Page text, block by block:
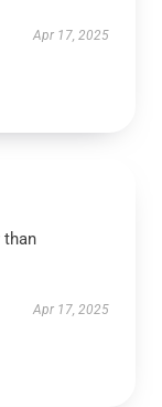
Apr 17, 2025
than
Apr 17, 2025